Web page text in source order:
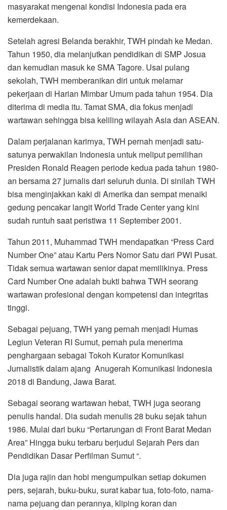
masyarakat mengenai kondisi Indonesia pada era
kemerdekaan.
Setelah agresi Belanda berakhir, TWH pindah ke Medan.
Tahun 1950, dia melanjutkan pendidikan di SMP Josua
dan kemudian masuk ke SMA Tagore. Usai pulang
sekolah, TWH memberanikan diri untuk melamar
pekerjaan di Harian Mimbar Umum pada tahun 1954. Dia
diterima di media itu. Tamat SMA, dia fokus menjadi
wartawan sehingga bisa keliling wilayah Asia dan ASEAN.
Dalam perjalanan karirnya, TWH pernah menjadi satu-
satunya perwakilan Indonesia untuk meliput pemilihan
Presiden Ronald Reagen periode kedua pada tahun 1980-
an bersama 27 jurnalis dari seluruh dunia. Di sinilah TWH
bisa menginjakkan kaki di Amerika dan sempat menaiki
gedung pencakar langit World Trade Center yang kini
sudah runtuh saat peristiwa 11 September 2001.
Tahun 2011, Muhammad TWH mendapatkan “Press Card
Number One” atau Kartu Pers Nomor Satu dari PWI Pusat.
Tidak semua wartawan senior dapat memilikinya. Press
Card Number One adalah bukti bahwa TWH seorang
wartawan profesional dengan kompetensi dan integritas
tinggi.
Sebagai pejuang, TWH yang pernah menjadi Humas
Legiun Veteran RI Sumut, pernah pula menerima
penghargaan sebagai Tokoh Kurator Komunikasi
Jurnalistik dalam ajang Anugerah Komunikasi Indonesia
2018 di Bandung, Jawa Barat.
Sebagai seorang wartawan hebat, TWH juga seorang
penulis handal. Dia sudah menulis 28 buku sejak tahun
1986. Mulai dari buku “Pertarungan di Front Barat Medan
Area” Hingga buku terbaru berjudul Sejarah Pers dan
Pendidikan Dasar Perfilman Sumut “.
Dia juga rajin dan hobi mengumpulkan setiap dokumen
pers, sejarah, buku-buku, surat kabar tua, foto-foto, nama-
nama pejuang dan perannya, kliping koran dan